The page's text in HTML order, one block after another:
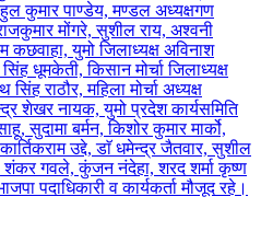
कुमार पाण्डेय, मण्डल अध्यक्षगण
मोंगरे, सुशील राय, अश्वनी
कछवाहा, युमो जिलाध्यक्ष अविनाश
धूमकेती, किसान मोर्चा जिलाध्यक्ष
राठौर, महिला मोर्चा अध्यक्ष
शेखर नायक, युमो प्रदेश कार्यसमिति
सुदामा बर्मन, किशोर कुमार मार्को,
उद्दे, डाॅ धमेन्द्र जैतवार, सुशील
शंकर गवले, कुंजन नंदेहा, शरद शर्मा कृष्ण
पदाधिकारी व कार्यकर्ता मौजूद रहे।